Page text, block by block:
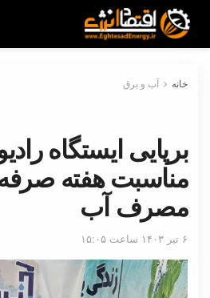
خانه آب و برق
برپایی ایستگاه
مناسبت هفته
مصرف آب
۶ تیر ۱۴۰۳ ساعت ۱۵:۰۵